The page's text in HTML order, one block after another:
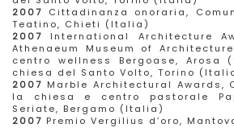
2007 Cittadinanza onoraria,
Teatino, Chieti (Italia)
2007 International Architecture
Athenaeum Museum of
centro wellness Bergoase, Arosa
chiesa del Santo Volto, Torino
2007 Marble Architectural Awards,
la chiesa e centro pastorale
Seriate, Bergamo (Italia)
2007 Premio Vergilius d’oro,